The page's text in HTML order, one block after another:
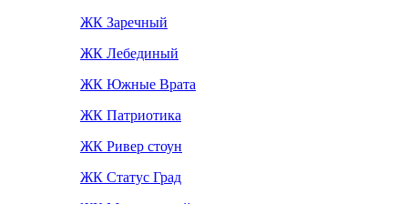
ЖК Заречный
ЖК Лебединый
ЖК Южные Врата
ЖК Патриотика
ЖК Ривер стоун
ЖК Статус Град